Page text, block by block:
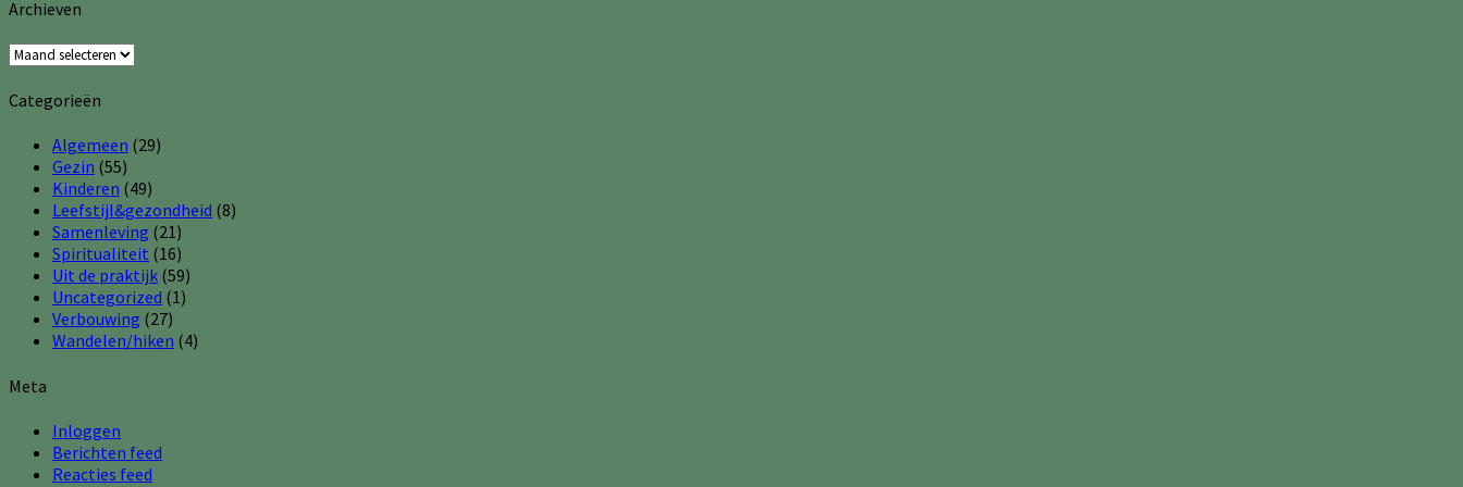
Archieven
Archieven
Categorieën
Algemeen (29)
Gezin (55)
Kinderen (49)
Leefstijl&gezondheid (8)
Samenleving (21)
Spiritualiteit (16)
Uit de praktijk (59)
Uncategorized (1)
Verbouwing (27)
Wandelen/hiken (4)
Meta
Inloggen
Berichten feed
Reacties feed